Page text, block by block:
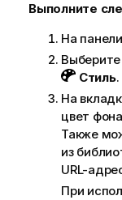
Выполните
На
Выберите
Стиль.
На
цвет
Также
из
URL-
При